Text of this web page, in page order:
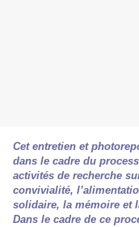
Cet entretien et
dans le cadre du
activités de recherche
convivialité,
solidaire, la mémoire et
Dans le cadre de ce